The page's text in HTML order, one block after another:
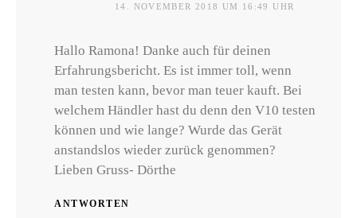
14. NOVEMBER 2018 UM 16:49 UHR
Hallo Ramona! Danke auch für deinen
Erfahrungsbericht. Es ist immer toll, wenn
man testen kann, bevor man teuer kauft. Bei
welchem Händler hast du denn den V10 testen
können und wie lange? Wurde das Gerät
anstandslos wieder zurück genommen?
Lieben Gruss- Dörthe
ANTWORTEN